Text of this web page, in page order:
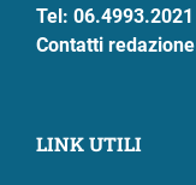
Tel: 06.4993.2021
Contatti redazione
LINK UTILI